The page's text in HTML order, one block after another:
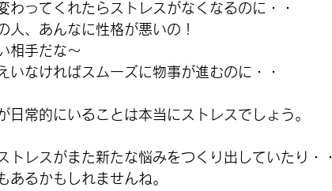
わってくれたらストレスがなくなるのに・・
人、あんなに性格が悪いの！
相手だな～
いなければスムーズに物事が進むのに・・
日常的にいることは本当にストレスでしょう。
トレスがまた新たな悩みをつくり出していたり・・
あるかもしれませんね。